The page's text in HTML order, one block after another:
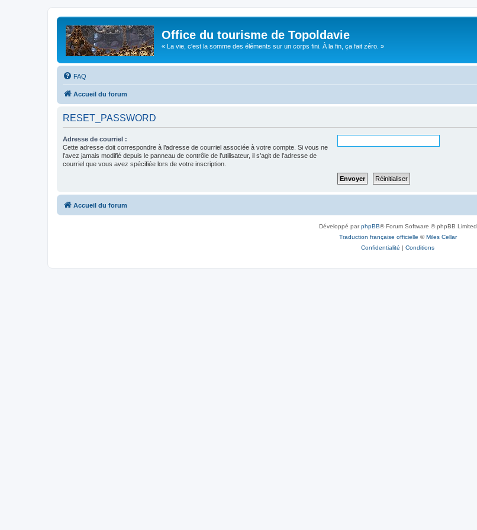
Office du tourisme de Topoldavie
« La vie, c'est la somme des éléments sur un corps fini. À la fin, ça fait zéro. »
FAQ
Accueil du forum
RESET_PASSWORD
Adresse de courriel :
Cette adresse doit correspondre à l’adresse de courriel associée à votre compte. Si vous ne
l’avez jamais modifié depuis le panneau de contrôle de l’utilisateur, il s’agit de l’adresse de
courriel que vous avez spécifiée lors de votre inscription.
Accueil du forum
Développé parphpBB® Forum Software © phpBB Limited
Traduction française officielle ©Miles Cellar
Confidentialité | Conditions